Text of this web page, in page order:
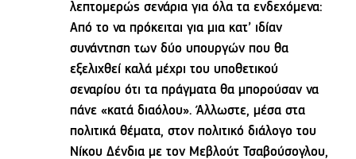
λεπτομερώς σενάρια για όλα τα ενδεχόμενα:
Από το να πρόκειται για μια κατ’ ιδίαν
συνάντηση των δύο υπουργών που θα
εξελιχθεί καλά μέχρι του υποθετικού
σεναρίου ότι τα πράγματα θα μπορούσαν να
πάνε «κατά διαόλου». Άλλωστε, μέσα στα
πολιτικά θέματα, στον πολιτικό διάλογο του
Νίκου Δένδια με τον Μεβλούτ Τσαβούσογλου,